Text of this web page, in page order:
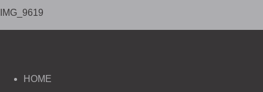
IMG_9619
HOME